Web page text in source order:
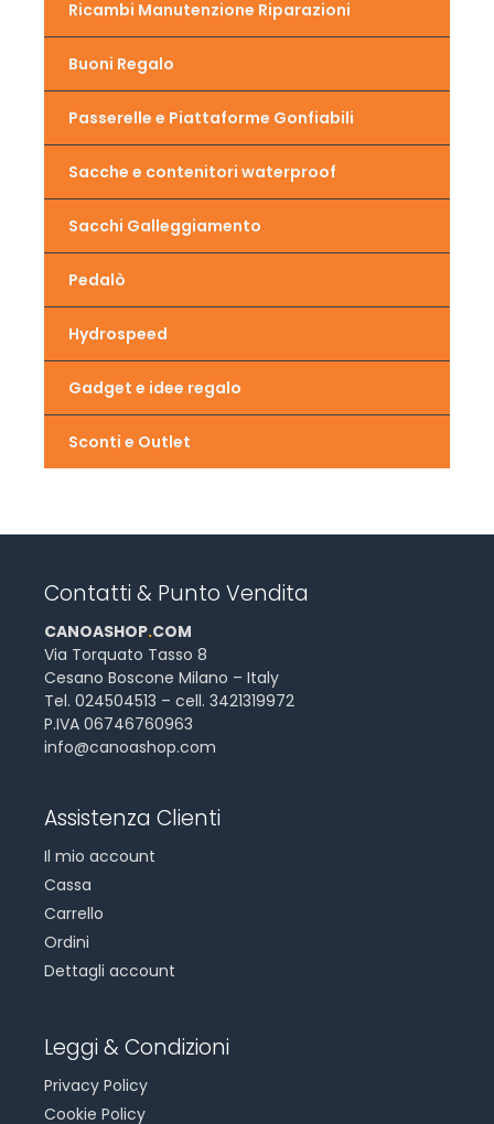
Ricambi Manutenzione Riparazioni
Buoni Regalo
Passerelle e Piattaforme Gonfiabili
Sacche e contenitori waterproof
Sacchi Galleggiamento
Pedalò
Hydrospeed
Gadget e idee regalo
Sconti e Outlet
Contatti & Punto Vendita
CANOASHOP.COM
Via Torquato Tasso 8
Cesano Boscone Milano – Italy
Tel. 024504513 – cell. 3421319972
P.IVA 06746760963
info@canoashop.com
Assistenza Clienti
Il mio account
Cassa
Carrello
Ordini
Dettagli account
Leggi & Condizioni
Privacy Policy
Cookie Policy